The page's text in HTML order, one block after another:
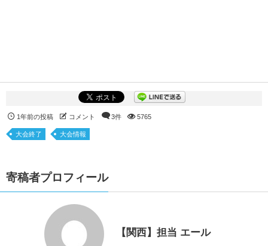
1年前の投稿 コメント 3件 5765
大会終了 大会情報
寄稿者プロフィール
【関西】担当 エール